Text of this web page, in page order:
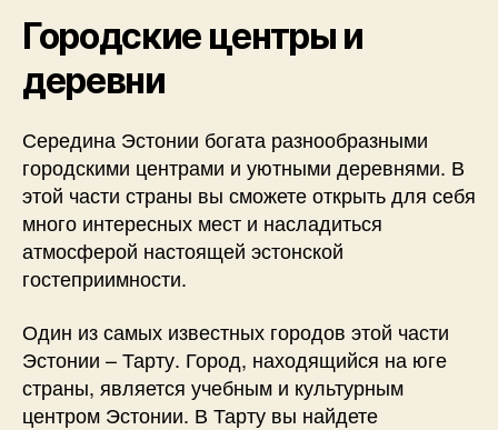
Городские центры и
деревни
Середина Эстонии богата разнообразными
городскими центрами и уютными деревнями. В
этой части страны вы сможете открыть для себя
много интересных мест и насладиться
атмосферой настоящей эстонской
гостеприимности.
Один из самых известных городов этой части
Эстонии – Тарту. Город, находящийся на юге
страны, является учебным и культурным
центром Эстонии. В Тарту вы найдете